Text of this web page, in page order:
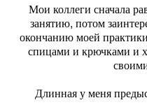
Мои коллеги сначала
занятию, потом
окончанию моей
спицами и крючками и
Длинная у меня